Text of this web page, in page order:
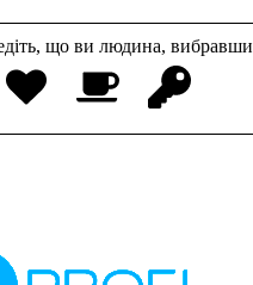
що ви людина, вибравши